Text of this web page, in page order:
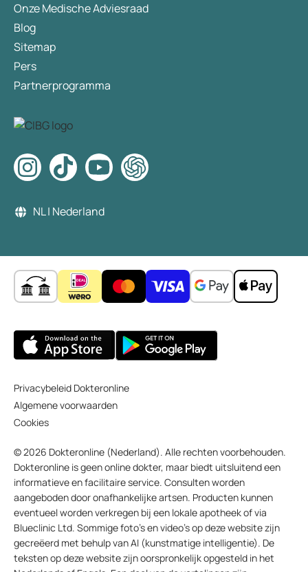
Onze Medische Adviesraad
Blog
Sitemap
Pers
Partnerprogramma
NL | Nederland
Privacybeleid Dokteronline
Algemene voorwaarden
Cookies
© 2026 Dokteronline (Nederland). Alle rechten voorbehouden.
Dokteronline is geen online dokter, maar biedt uitsluitend een
informatieve en facilitaire service. Consulten worden
aangeboden door onafhankelijke artsen. Producten kunnen
eventueel worden verkregen bij een lokale apotheek of via
Blueclinic Ltd. Sommige foto’s en video’s op deze website zijn
gecreëerd met behulp van AI (kunstmatige intelligentie). De
teksten op deze website zijn oorspronkelijk opgesteld in het